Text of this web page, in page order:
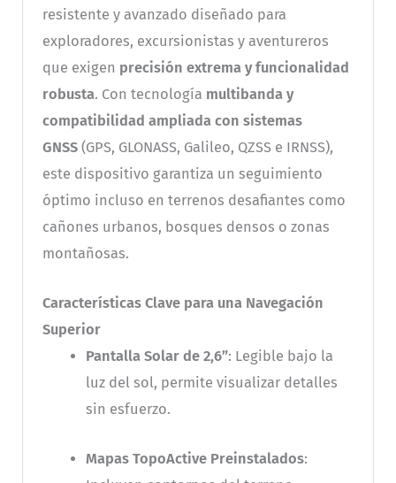
resistente y avanzado diseñado para
exploradores, excursionistas y aventureros
que exigen precisión extrema y funcionalidad
robusta. Con tecnología multibanda y
compatibilidad ampliada con sistemas
GNSS(GPS, GLONASS, Galileo, QZSS e IRNSS),
este dispositivo garantiza un seguimiento
óptimo incluso en terrenos desafiantes como
cañones urbanos, bosques densos o zonas
montañosas.
Características Clave para una Navegación
Superior
Pantalla Solar de 2,6”: Legible bajo la
luz del sol, permite visualizar detalles
sin esfuerzo.
Mapas TopoActive Preinstalados: